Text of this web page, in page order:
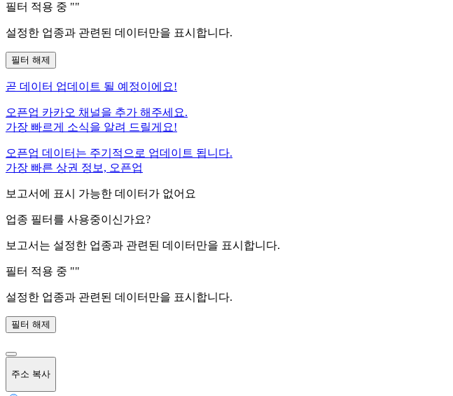
필터 적용 중 ""
설정한 업종과 관련된 데이터만을 표시합니다.
필터 해제
곧 데이터 업데이트 될 예정이에요!
오픈업 카카오 채널을 추가 해주세요.
가장 빠르게 소식을 알려 드릴게요!
오픈업 데이터는 주기적으로 업데이트 됩니다.
가장 빠른 상권 정보, 오픈업
보고서에 표시 가능한 데이터가 없어요
업종 필터를 사용중이신가요?
보고서는 설정한 업종과 관련된 데이터만을 표시합니다.
필터 적용 중 ""
설정한 업종과 관련된 데이터만을 표시합니다.
필터 해제
주소 복사